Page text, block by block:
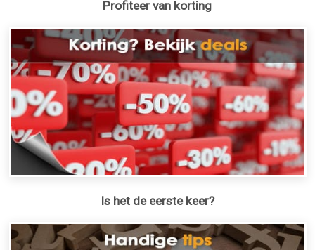
Profiteer van korting
Is het de eerste keer?